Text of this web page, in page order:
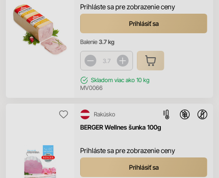
Prihláste sa pre zobrazenie ceny
Prihlásiť sa
Balenie 3.7 kg
Skladom viac ako 10 kg
MV0066
BERGER Wellnes šunka 100g
Rakúsko
Prihláste sa pre zobrazenie ceny
Prihlásiť sa